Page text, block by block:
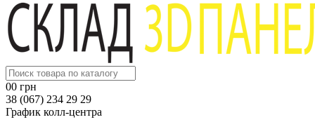
00 грн
38 (067) 234 29 29
График колл-центра